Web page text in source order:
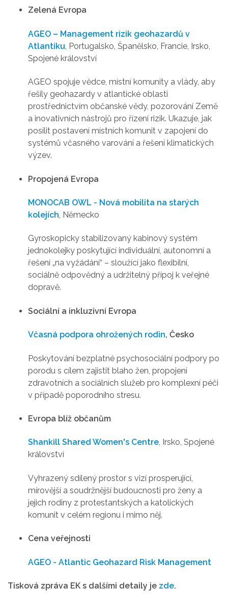
Zelená Evropa
AGEO – Management rizik geohazardů v
Atlantiku, Portugalsko, Španělsko, Francie, Irsko,
Spojené království
AGEO spojuje vědce, místní komunity a vlády, aby
řešily geohazardy v atlantické oblasti
prostřednictvím občanské vědy, pozorování Země
a inovativních nástrojů pro řízení rizik. Ukazuje, jak
posílit postavení místních komunit v zapojení do
systémů včasného varování a řešení klimatických
výzev.
Propojená Evropa
MONOCAB OWL - Nová mobilita na starých
kolejích, Německo
Gyroskopicky stabilizovaný kabinový systém
jednokolejky poskytující individuální, autonomní a
řešení „na vyžádání“ – sloužící jako flexibilní,
sociálně odpovědný a udržitelný přípoj k veřejné
dopravě.
Sociální a inkluzivní Evropa
Včasná podpora ohrožených rodin, Česko
Poskytování bezplatné psychosociální podpory po
porodu s cílem zajistit blaho žen, propojení
zdravotních a sociálních služeb pro komplexní péči
v případě poporodního stresu.
Evropa blíž občanům
Shankill Shared Women's Centre, Irsko, Spojené
království
Vyhrazený sdílený prostor s vizí prosperující,
mírovější a soudržnější budoucnosti pro ženy a
jejich rodiny z protestantských a katolických
komunit v celém regionu i mimo něj.
Cena veřejnosti
AGEO - Atlantic Geohazard Risk Management
Tisková zpráva EK s dalšími detaily je zde.